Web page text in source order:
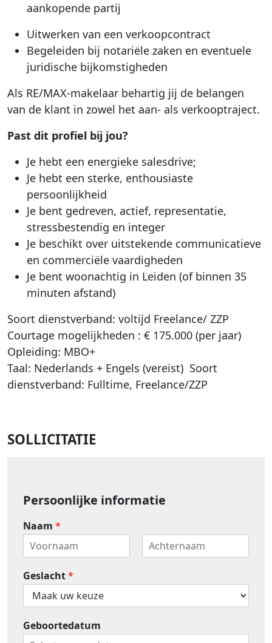
aankopende partij
Uitwerken van een verkoopcontract
Begeleiden bij notariële zaken en eventuele
juridische bijkomstigheden
Als RE/MAX-makelaar behartig jij de belangen
van de klant in zowel het aan- als verkooptraject.
Past dit profiel bij jou?
Je hebt een energieke salesdrive;
Je hebt een sterke, enthousiaste
persoonlijkheid
Je bent gedreven, actief, representatie,
stressbestendig en integer
Je beschikt over uitstekende communicatieve
en commerciële vaardigheden
Je bent woonachtig in Leiden (of binnen 35
minuten afstand)
Soort dienstverband: voltijd Freelance/ ZZP
Courtage mogelijkheden : € 175.000 (per jaar)
Opleiding: MBO+
Taal: Nederlands + Engels (vereist) Soort
dienstverband: Fulltime, Freelance/ZZP
SOLLICITATIE
Persoonlijke informatie
Naam *
o
o
a
a
m
r
Geslacht*
Geboortedatum